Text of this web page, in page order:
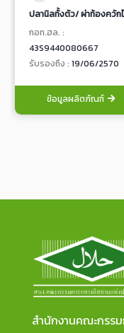
กอท.ฮล. :
43S9440080667
รับรองถึง : 19/06/2570
ข้อมูลผลิตภัณฑ์
สำนักงานคณะกรร